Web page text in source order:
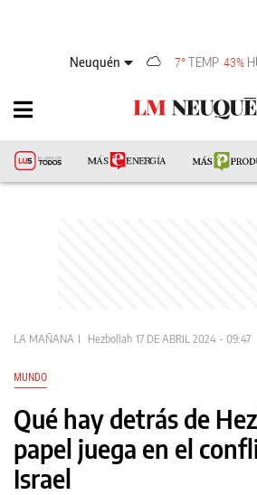
Neuquén 7°TEMP 43%
LA MAÑANA Hezbollah 17 DE ABRIL 2024 - 09:47
MUNDO
Qué hay detrás de
papel juega en el
Israel